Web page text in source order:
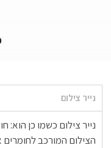
נייר צילום
נייר צילום כשמו כן הוא:
הצילום המורכב לחומרים